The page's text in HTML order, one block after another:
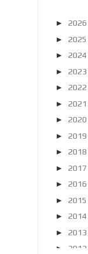
► 2026
► 2025
► 2024
► 2023
► 2022
► 2021
► 2020
► 2019
► 2018
► 2017
► 2016
► 2015
► 2014
► 2013
► 2012